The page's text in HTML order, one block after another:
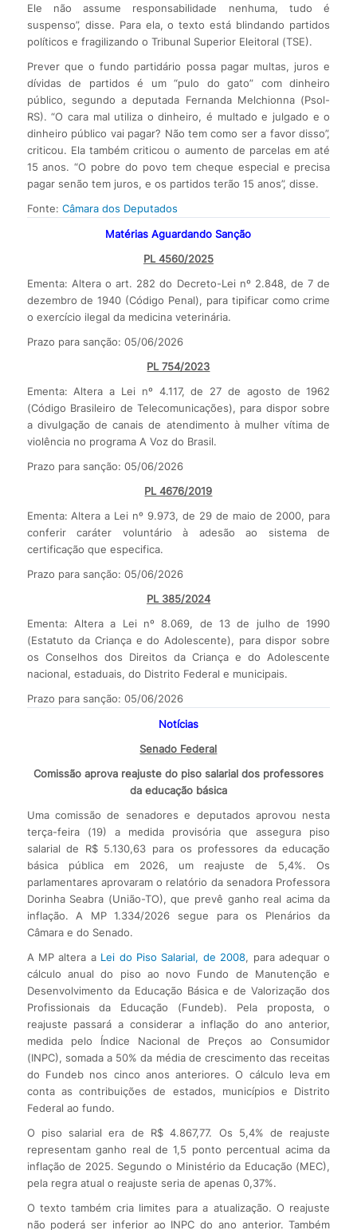
Ele não assume responsabilidade nenhuma, tudo é
suspenso”, disse. Para ela, o texto está blindando partidos
políticos e fragilizando o Tribunal Superior Eleitoral (TSE).
Prever que o fundo partidário possa pagar multas, juros e
dívidas de partidos é um “pulo do gato” com dinheiro
público, segundo a deputada Fernanda Melchionna (Psol-
RS). “O cara mal utiliza o dinheiro, é multado e julgado e o
dinheiro público vai pagar? Não tem como ser a favor disso”,
criticou. Ela também criticou o aumento de parcelas em até
15 anos. “O pobre do povo tem cheque especial e precisa
pagar senão tem juros, e os partidos terão 15 anos”, disse.
Fonte: Câmara dos Deputados
Matérias Aguardando Sanção
PL 4560/2025
Ementa: Altera o art. 282 do Decreto-Lei nº 2.848, de 7 de
dezembro de 1940 (Código Penal), para tipificar como crime
o exercício ilegal da medicina veterinária.
Prazo para sanção: 05/06/2026
PL 754/2023
Ementa: Altera a Lei nº 4.117, de 27 de agosto de 1962
(Código Brasileiro de Telecomunicações), para dispor sobre
a divulgação de canais de atendimento à mulher vítima de
violência no programa A Voz do Brasil.
Prazo para sanção: 05/06/2026
PL 4676/2019
Ementa: Altera a Lei nº 9.973, de 29 de maio de 2000, para
conferir caráter voluntário à adesão ao sistema de
certificação que especifica.
Prazo para sanção: 05/06/2026
PL 385/2024
Ementa: Altera a Lei nº 8.069, de 13 de julho de 1990
(Estatuto da Criança e do Adolescente), para dispor sobre
os Conselhos dos Direitos da Criança e do Adolescente
nacional, estaduais, do Distrito Federal e municipais.
Prazo para sanção: 05/06/2026
Notícias
Senado Federal
Comissão aprova reajuste do piso salarial dos professores
da educação básica
Uma comissão de senadores e deputados aprovou nesta
terça-feira (19) a medida provisória que assegura piso
salarial de R$ 5.130,63 para os professores da educação
básica pública em 2026, um reajuste de 5,4%. Os
parlamentares aprovaram o relatório da senadora Professora
Dorinha Seabra (União-TO), que prevê ganho real acima da
inflação. A MP 1.334/2026 segue para os Plenários da
Câmara e do Senado.
A MP altera a Lei do Piso Salarial, de 2008, para adequar o
cálculo anual do piso ao novo Fundo de Manutenção e
Desenvolvimento da Educação Básica e de Valorização dos
Profissionais da Educação (Fundeb). Pela proposta, o
reajuste passará a considerar a inflação do ano anterior,
medida pelo Índice Nacional de Preços ao Consumidor
(INPC), somada a 50% da média de crescimento das receitas
do Fundeb nos cinco anos anteriores. O cálculo leva em
conta as contribuições de estados, municípios e Distrito
Federal ao fundo.
O piso salarial era de R$ 4.867,77. Os 5,4% de reajuste
representam ganho real de 1,5 ponto percentual acima da
inflação de 2025. Segundo o Ministério da Educação (MEC),
pela regra atual o reajuste seria de apenas 0,37%.
O texto também cria limites para a atualização. O reajuste
não poderá ser inferior ao INPC do ano anterior. Também